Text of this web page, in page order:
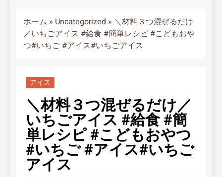
ホーム » Uncategorized » ＼材料３つ混ぜるだけ
／いちごアイス #給食 #簡単レシピ #こどもおや
つ#いちご #アイス#いちごアイス
アイス
＼材料３つ混ぜるだけ／
いちごアイス #給食 #簡
単レシピ #こどもおやつ
#いちご #アイス#いちご
アイス